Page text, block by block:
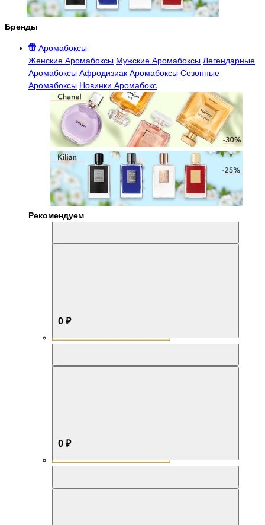
Бренды
Аромабоксы
Женские Аромабоксы Мужские Аромабоксы Легендарные
Аромабоксы Афродизиак Аромабоксы Сезонные
Аромабоксы Новинки Аромабокс
Рекомендуем
0 ₽
0 ₽